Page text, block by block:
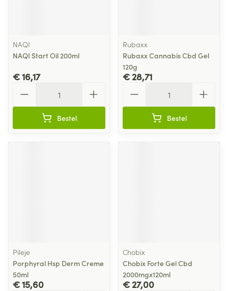
NAQI
NAQI Start Oil 200ml
€ 16,17
Bestel
Rubaxx
Rubaxx Cannabis Cbd Gel
120g
€ 28,71
Bestel
Pileje
Porphyral Hsp Derm Creme
50ml
€ 15,60
Chobix
Chobix Forte Gel Cbd
2000mgx120ml
€ 27,00